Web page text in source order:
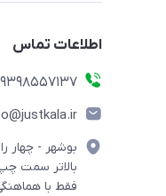
اطلاعات تماس
بالاتر سمت
فقط با